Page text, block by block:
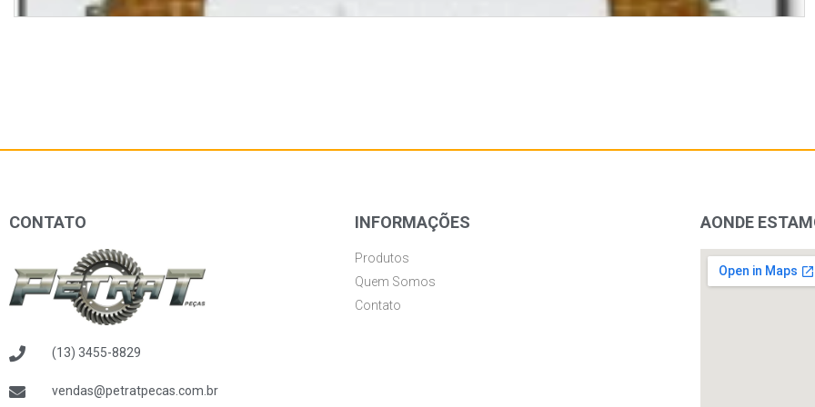
CONTATO
(13) 3455-8829
vendas@petratpecas.com.br
INFORMAÇÕES
Produtos
Quem Somos
Contato
AONDE